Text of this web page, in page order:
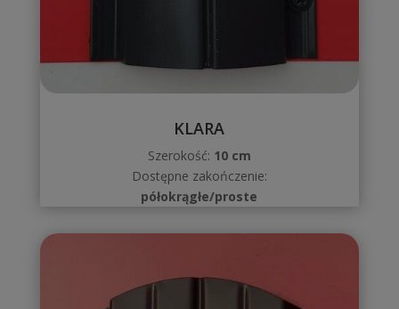
KLARA
Szerokość: 10 cm
Dostępne zakończenie:
półokrągłe/proste